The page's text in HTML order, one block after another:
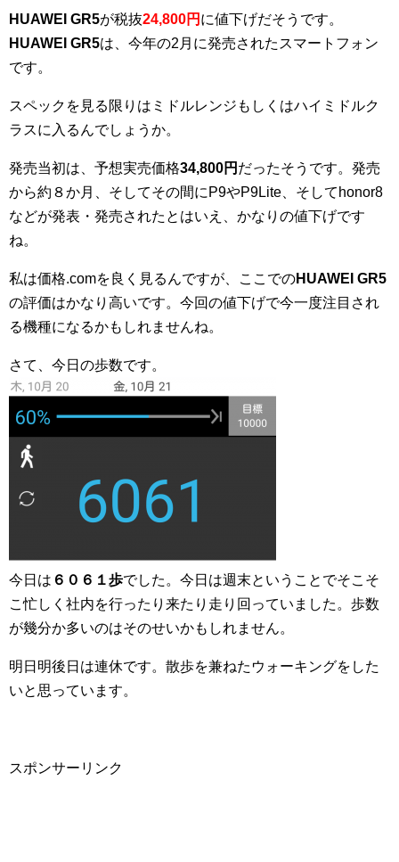
HUAWEI GR5が税抜24,800円 に値下げだそうです。
HUAWEI GR5は、今年の2月に発売されたスマートフォン
です。
スペックを見る限りはミドルレンジもしくはハイミドルク
ラスに入るんでしょうか。
発売当初は、予想実売価格34,800円 だったそうです。発売
から約８か月、そしてその間にP9やP9Lite、そしてhonor8
などが発表・発売されたとはいえ、かなりの値下げです
ね。
私は価格.comを良く見るんですが、ここでのHUAWEI GR5
の評価はかなり高いです。今回の値下げで今一度注目され
る機種になるかもしれませんね。
さて、今日の歩数です。
今日は ６０６１歩でした。今日は週末ということでそこそ
こ忙しく社内を行ったり来たり走り回っていました。歩数
が幾分か多いのはそのせいかもしれません。
明日明後日は連休です。散歩を兼ねたウォーキングをした
いと思っています。
スポンサーリンク